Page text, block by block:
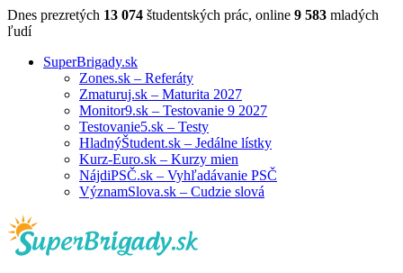
Dnes prezretých 13 074 študentských prác, online 9 583 mladých
ľudí
SuperBrigady.sk
Zones.sk – Referáty
Zmaturuj.sk – Maturita 2027
Monitor9.sk – Testovanie 9 2027
Testovanie5.sk – Testy
HladnýŠtudent.sk – Jedálne lístky
Kurz-Euro.sk – Kurzy mien
NájdiPSČ.sk – Vyhľadávanie PSČ
VýznamSlova.sk – Cudzie slová